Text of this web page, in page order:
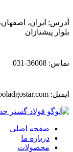
بلوار پیشتازان
تماس: 36008-031
ایمیل:
صفحه اصلی
درباره ما
محصولات